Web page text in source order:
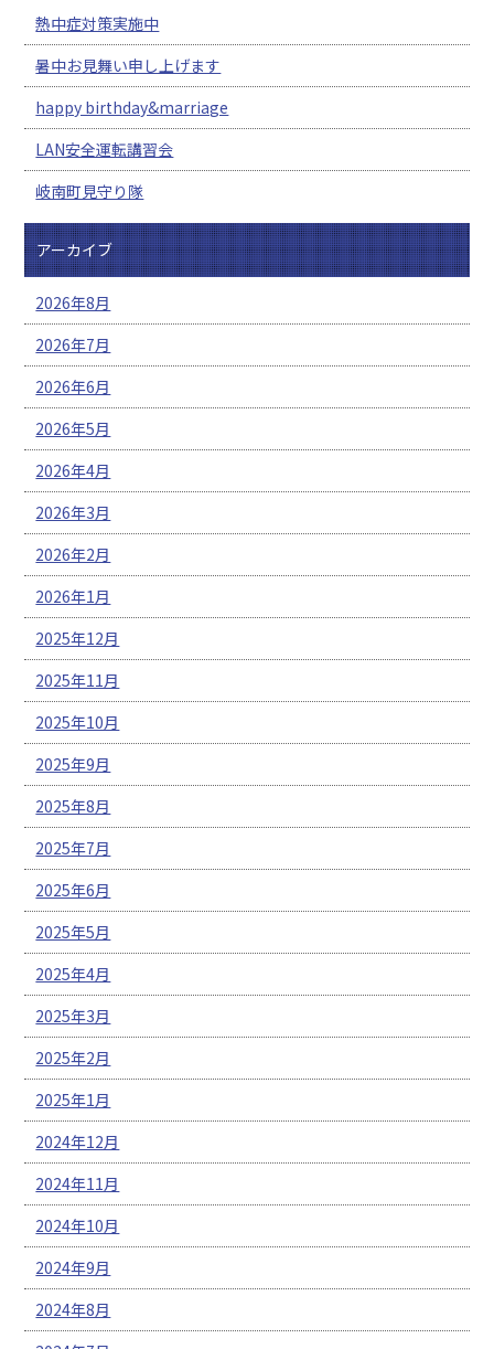
熱中症対策実施中
暑中お見舞い申し上げます
happy birthday&marriage
LAN安全運転講習会
岐南町見守り隊
アーカイブ
2026年8月
2026年7月
2026年6月
2026年5月
2026年4月
2026年3月
2026年2月
2026年1月
2025年12月
2025年11月
2025年10月
2025年9月
2025年8月
2025年7月
2025年6月
2025年5月
2025年4月
2025年3月
2025年2月
2025年1月
2024年12月
2024年11月
2024年10月
2024年9月
2024年8月